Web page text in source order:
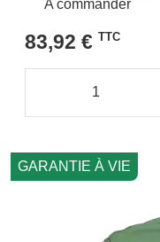
A commander
83,92 € TTC
GARANTIE À VIE